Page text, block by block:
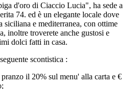
d'oro di Ciaccio Lucia", ha sede a
74. ed è un elegante locale dove
siciliana e mediterranea, con ottime
inoltre troverete anche gustosi e
dolci fatti in casa.
scontistica :
il 20% sul menu' alla carta e €